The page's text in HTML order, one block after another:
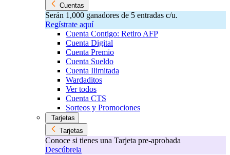
Cuentas
Serán 1,000 ganadores de 5 entradas c/u.
Regístrate aquí
Cuenta Contigo: Retiro AFP
Cuenta Digital
Cuenta Premio
Cuenta Sueldo
Cuenta Ilimitada
Wardaditos
Ver todos
Cuenta CTS
Sorteos y Promociones
Tarjetas
Tarjetas
Conoce si tienes una Tarjeta pre-aprobada
Descúbrela